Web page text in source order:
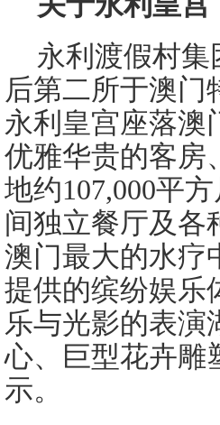
永利渡假村
后第二所于澳门
永利皇宫座落澳
优雅华贵的客房
地约107,000平
间独立餐厅及各
澳门最大的水疗
提供的缤纷娱乐
乐与光影的表演
心、巨型花卉雕
示。